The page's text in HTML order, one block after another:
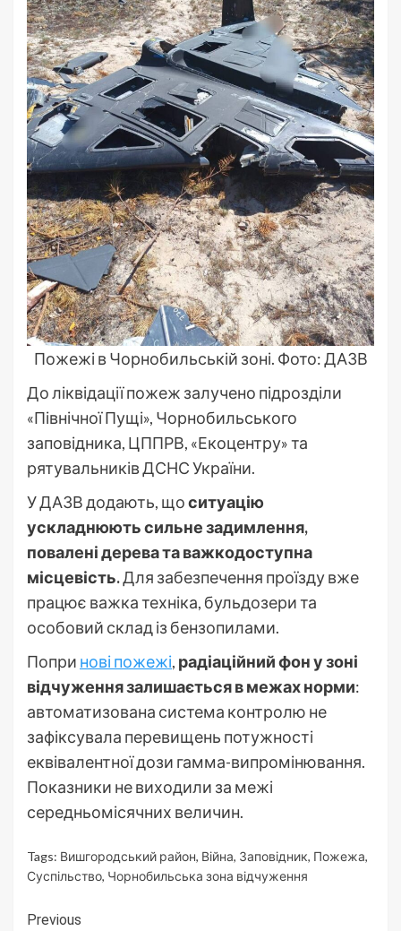
Пожежі в Чорнобильській зоні. Фото: ДАЗВ
До ліквідації пожеж залучено підрозділи
«Північної Пущі», Чорнобильського
заповідника, ЦППРВ, «Екоцентру» та
рятувальників ДСНС України.
У ДАЗВ додають, щоситуацію
ускладнюють сильне задимлення,
повалені дерева та важкодоступна
місцевість.Для забезпечення проїзду вже
працює важка техніка, бульдозери та
особовий склад із бензопилами.
Попри нові пожежі, радіаційний фон у зоні
відчуження залишається в межах норми:
автоматизована система контролю не
зафіксувала перевищень потужності
еквівалентної дози гамма-випромінювання.
Показники не виходили за межі
середньомісячних величин.
Tags: Вишгородський район, Війна, Заповідник, Пожежа,
Суспільство, Чорнобильська зона відчуження
Continue
Previous